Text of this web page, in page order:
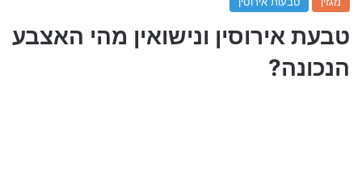
טבעת אירוסין ונישואין מהי האצבע
הנכונה?